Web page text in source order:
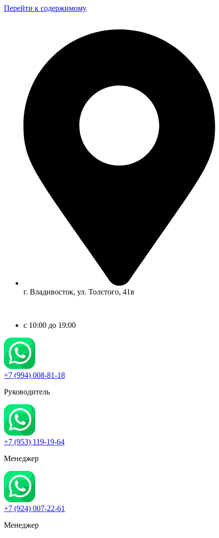
Перейти к содержимому
г. Владивосток, ул. Толстого, 41в
c 10:00 до 19:00
+7 (994) 008-81-18
Руководитель
+7 (953) 119-19-64
Менеджер
+7 (924) 007-22-61
Менеджер